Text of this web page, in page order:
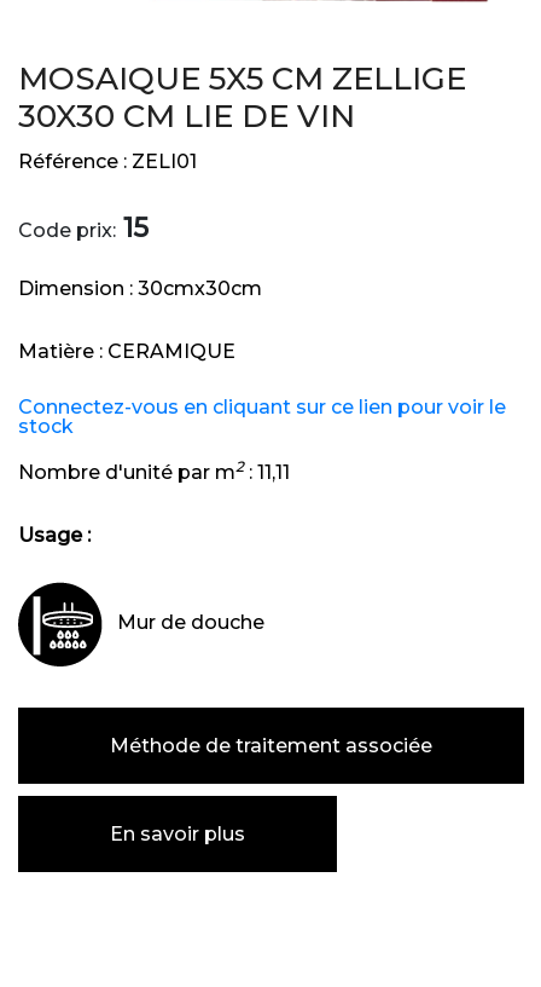
MOSAIQUE 5X5 CM ZELLIGE
30X30 CM LIE DE VIN
Référence : ZELI01
Code prix: 15
Dimension : 30cmx30cm
Matière : CERAMIQUE
Connectez-vous en cliquant sur ce lien pour voir le
stock
Nombre d'unité par m2: 11,11
Usage :
Mur de douche
Méthode de traitement associée
En savoir plus